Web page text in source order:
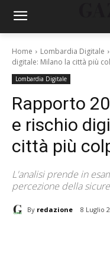
Home Lombardia Digitale
digitale: Milano la città più
Lombardia Digitale
Rapporto
e rischio
città più
L'analisi prende in
percezione della
By redazione 8 Luglio